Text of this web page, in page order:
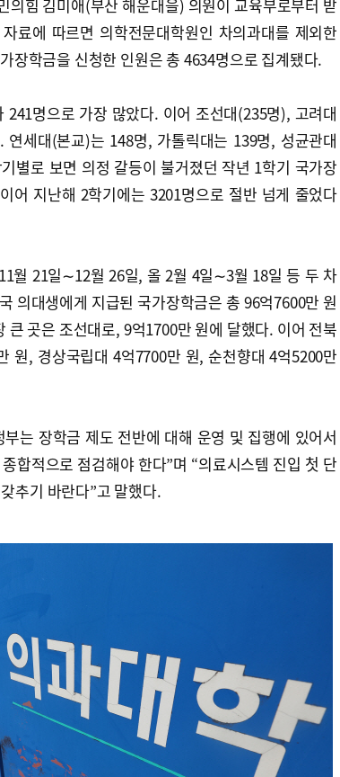
의힘 김미애(부산 해운대을) 의원이 교육부로부터 받
료에 따르면 의학전문대학원인 차의과대를 제외한
장학금을 신청한 인원은 총 4634명으로 집계됐다.
명으로 가장 많았다. 이어 조선대(235명), 고려대
세대(본교)는 148명, 가톨릭대는 139명, 성균관대
별로 보면 의정 갈등이 불거졌던 작년 1학기 국가장
어 지난해 2학기에는 3201명으로 절반 넘게 줄었다
월 21일∼12월 26일, 올 2월 4일∼3월 18일 등 두 차
의대생에게 지급된 국가장학금은 총 96억7600만 원
큰 곳은 조선대로, 9억1700만 원에 달했다. 이어 전북
원, 경상국립대 4억7700만 원, 순천향대 4억5200만
는 장학금 제도 전반에 대해 운영 및 집행에 있어서
합적으로 점검해야 한다”며 “의료시스템 진입 첫 단
추기 바란다”고 말했다.